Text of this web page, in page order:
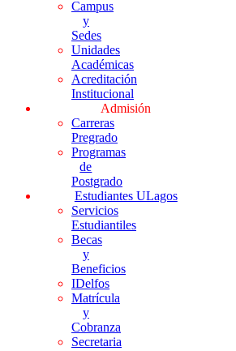
Campus
y
Sedes
Unidades
Académicas
Acreditación
Institucional
Admisión
Carreras
Pregrado
Programas
de
Postgrado
Estudiantes ULagos
Servicios
Estudiantiles
Becas
y
Beneficios
IDelfos
Matrícula
y
Cobranza
Secretaria